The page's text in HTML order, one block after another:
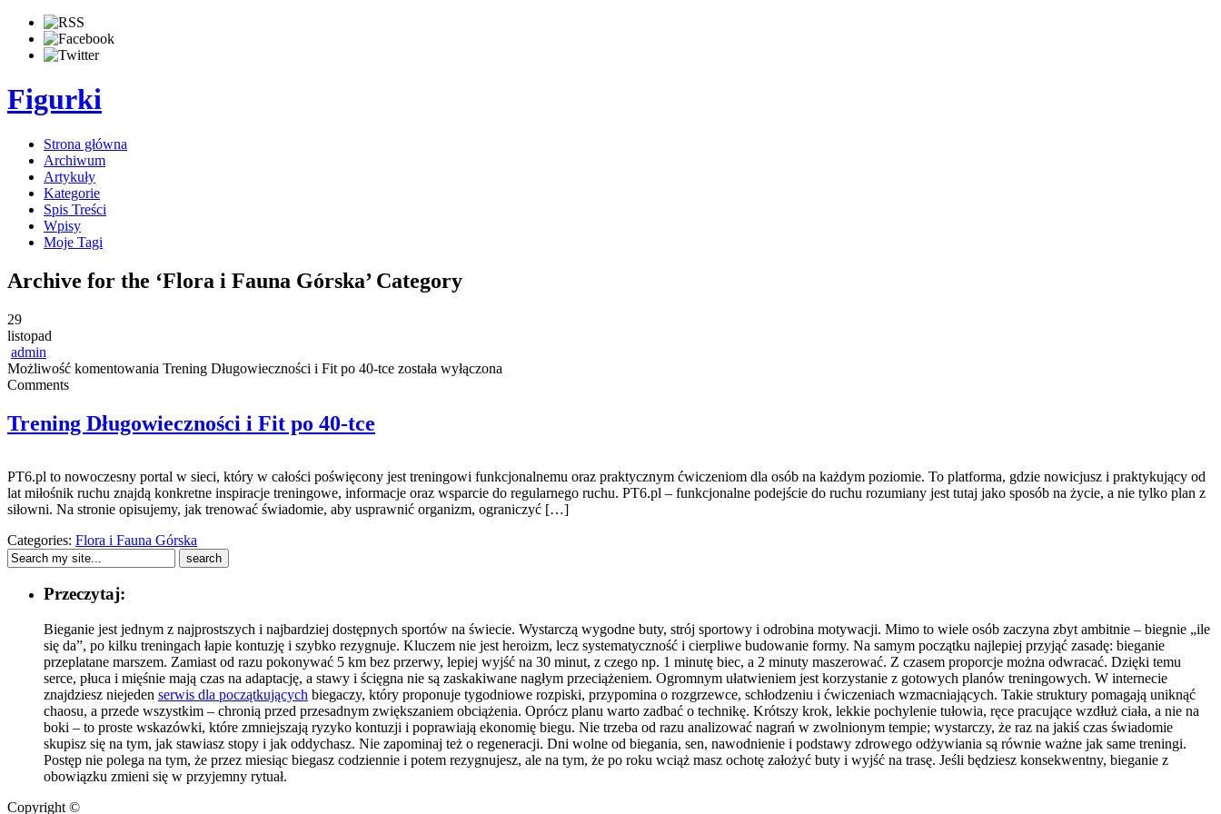
Figurki
Strona główna
Archiwum
Artykuły
Kategorie
Spis Treści
Wpisy
Moje Tagi
Archive for the ‘Flora i Fauna Górska’ Category
29
listopad
admin
Możliwość komentowania Trening Długowieczności i Fit po 40-tce została wyłączona
Comments
Trening Długowieczności i Fit po 40-tce
PT6.pl to nowoczesny portal w sieci, który w całości poświęcony jest treningowi funkcjonalnemu oraz praktycznym ćwiczeniom dla osób na każdym poziomie. To platforma, gdzie nowicjusz i praktykujący od
lat miłośnik ruchu znajdą konkretne inspiracje treningowe, informacje oraz wsparcie do regularnego ruchu. PT6.pl – funkcjonalne podejście do ruchu rozumiany jest tutaj jako sposób na życie, a nie tylko plan z
siłowni. Na stronie opisujemy, jak trenować świadomie, aby usprawnić organizm, ograniczyć […]
Categories: Flora i Fauna Górska
Przeczytaj:
Bieganie jest jednym z najprostszych i najbardziej dostępnych sportów na świecie. Wystarczą wygodne buty, strój sportowy i odrobina motywacji. Mimo to wiele osób zaczyna zbyt ambitnie – biegnie „ile
się da”, po kilku treningach łapie kontuzję i szybko rezygnuje. Kluczem nie jest heroizm, lecz systematyczność i cierpliwe budowanie formy. Na samym początku najlepiej przyjąć zasadę: bieganie
przeplatane marszem. Zamiast od razu pokonywać 5 km bez przerwy, lepiej wyjść na 30 minut, z czego np. 1 minutę biec, a 2 minuty maszerować. Z czasem proporcje można odwracać. Dzięki temu
serce, płuca i mięśnie mają czas na adaptację, a stawy i ścięgna nie są zaskakiwane nagłym przeciążeniem. Ogromnym ułatwieniem jest korzystanie z gotowych planów treningowych. W internecie
znajdziesz niejeden serwis dla początkujących biegaczy, który proponuje tygodniowe rozpiski, przypomina o rozgrzewce, schłodzeniu i ćwiczeniach wzmacniających. Takie struktury pomagają uniknąć
chaosu, a przede wszystkim – chronią przed przesadnym zwiększaniem obciążenia. Oprócz planu warto zadbać o technikę. Krótszy krok, lekkie pochylenie tułowia, ręce pracujące wzdłuż ciała, a nie na
boki – to proste wskazówki, które zmniejszają ryzyko kontuzji i poprawiają ekonomię biegu. Nie trzeba od razu analizować nagrań w zwolnionym tempie; wystarczy, że raz na jakiś czas świadomie
skupisz się na tym, jak stawiasz stopy i jak oddychasz. Nie zapominaj też o regeneracji. Dni wolne od biegania, sen, nawodnienie i podstawy zdrowego odżywiania są równie ważne jak same treningi.
Postęp nie polega na tym, że przez miesiąc biegasz codziennie i potem rezygnujesz, ale na tym, że po roku wciąż masz ochotę założyć buty i wyjść na trasę. Jeśli będziesz konsekwentny, bieganie z
obowiązku zmieni się w przyjemny rytuał.
Copyright ©